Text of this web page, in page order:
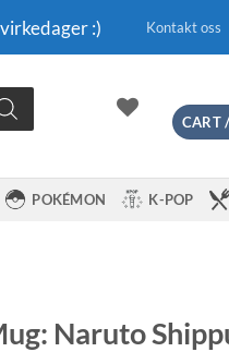
:) Kontakt oss
CART /
POKÉMON K-POP
Naruto